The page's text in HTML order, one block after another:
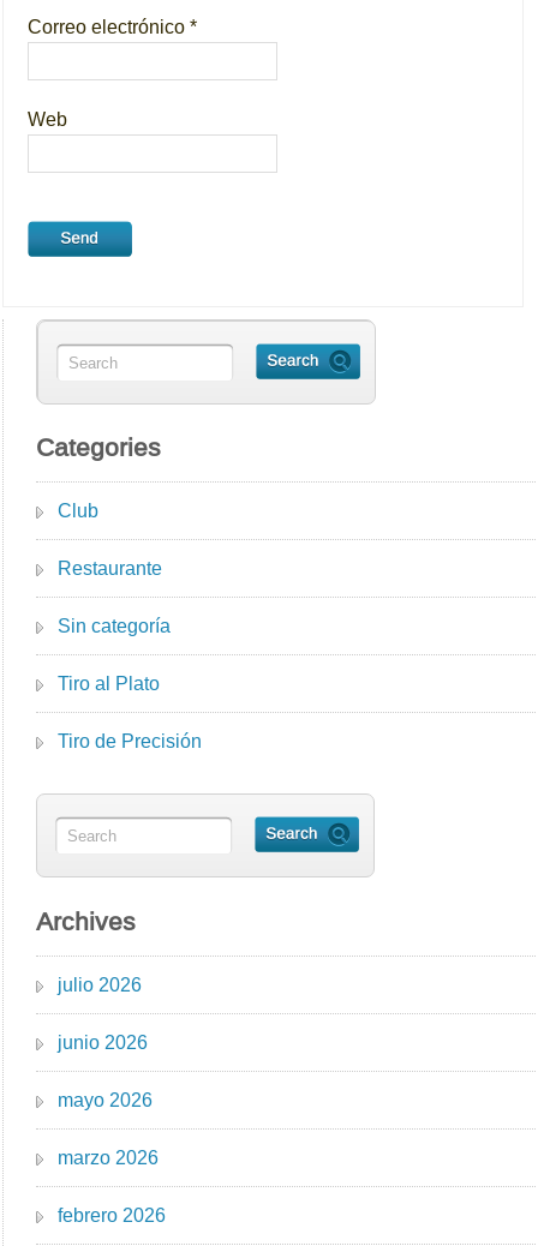
Correo electrónico*
Web
Categories
Club
Restaurante
Sin categoría
Tiro al Plato
Tiro de Precisión
Archives
julio 2026
junio 2026
mayo 2026
marzo 2026
febrero 2026